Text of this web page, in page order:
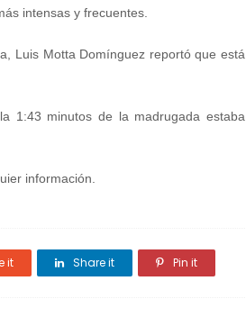
intensas y frecuentes.
Luis Motta Domínguez reportó que está
1:43 minutos de la madrugada estaba
información.
it Share it Pin it